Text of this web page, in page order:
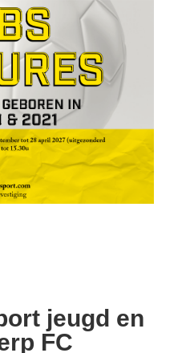
jeugd en
FC